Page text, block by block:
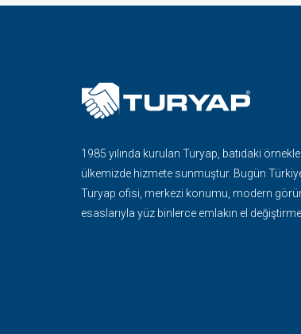
1985 yılında kurulan Turyap, batıdaki
ülkemizde hizmete sunmuştur. Bugün
Turyap ofisi, merkezi konumu, modern
esaslarıyla yüz binlerce emlakın el